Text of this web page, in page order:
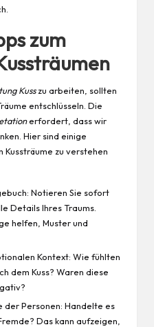
zum
Kusszu arbeiten, sollten
entschlüsseln. Die
erfordert, dass wir
Hier sind einige
zu verstehen
Notieren Sie sofort
Details Ihres Traums.
helfen, Muster und
Kontext: Wie fühlten
dem Kuss? Waren diese
der Personen: Handelte es
Das kann aufzeigen,